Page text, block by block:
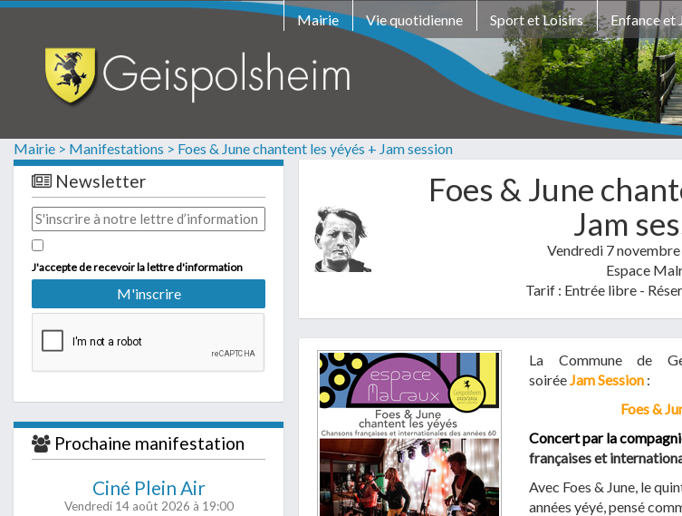
Mairie Vie quotidienne Sport et Loisirs Enfance et
Mairie > Manifestations > Foes & June chantent les yéyés + Jam session
Foes & June
Jam
Vendredi 7
Espace
Tarif : Entrée libre -
La Commune de
soiréeJamSession :
Foes &
Concert par la
françaises et
Avec Foes & June, le
années yéyé, pensé
Newsletter
J'accepte de recevoir la lettre d'information
Prochaine manifestation
Ciné Plein Air
Vendredi 14 août 2026 à 19:00
Formulaire de contact
Les champs suivis d'un * sont obligatoires
Télécharger votre fichier
document WORD (.doc, .docx)
NON
En soumettant ce formulaire,
j'accepte que mes données personnelles
soient traitées par la Mairie de Geispolsheim.